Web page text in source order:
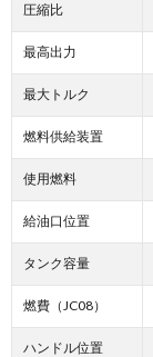
圧縮比
最高出力
最大トルク
燃料供給装置
使用燃料
給油口位置
タンク容量
燃費（JC08）
ハンドル位置